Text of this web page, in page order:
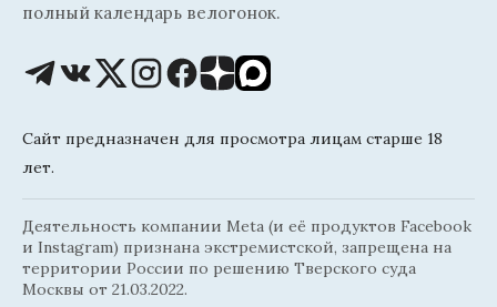
полный календарь велогонок.
Сайт предназначен для просмотра лицам старше 18
лет.
Деятельность компании Meta (и её продуктов Facebook
и Instagram) признана экстремистской, запрещена на
территории России по решению Тверского суда
Москвы от 21.03.2022.